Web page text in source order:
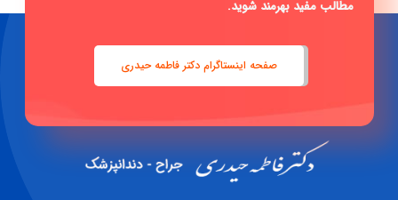
مطالب مفید بهرمند شوید.
صفحه اینستاگرام دکتر فاطمه حیدری